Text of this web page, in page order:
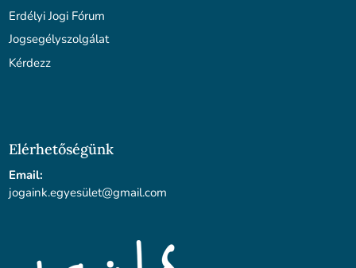
Erdélyi Jogi Fórum
Jogsegélyszolgálat
Kérdezz
Elérhetőségünk
Email:
jogaink.egyesület@gmail.com